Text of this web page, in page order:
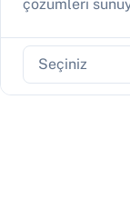
çözümleri